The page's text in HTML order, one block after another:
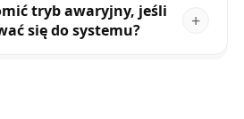
tryb awaryjny, jeśli
się do systemu?